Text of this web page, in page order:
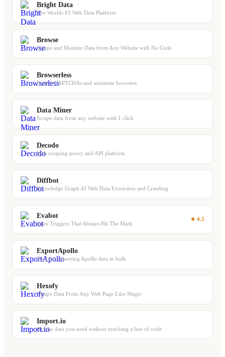
Bright Data
The Worlds #1 Web Data Platform
Browse
Scrape and Monitor Data from Any Website with No Code
Browserless
Bypass CAPTCHAs and automate browsers
Data Miner
Scrape data from any website with 1 click
Decodo
Web scraping proxy and API platform
Diffbot
Knowledge Graph AI Web Data Extraction and Crawling
Evabot
Sales Triggers That Always Hit The Mark
★ 4.5
ExportApollo
Tool for exporting Apollo data in bulk
Hexofy
Scrape Data From Any Web Page Like Magic
Import.io
Get the data you need without touching a line of code